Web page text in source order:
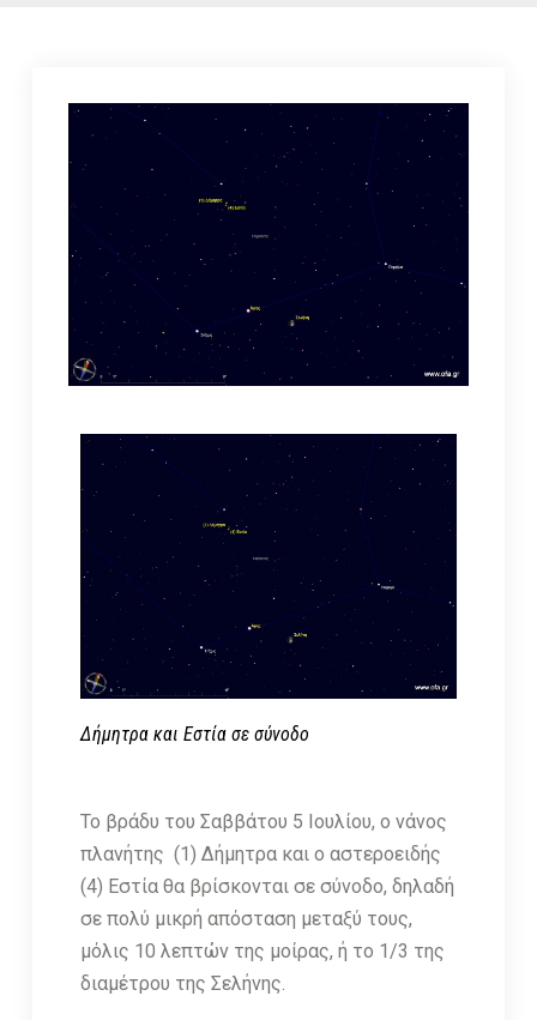
Δήμητρα και Εστία σε σύνοδο
Το βράδυ του Σαββάτου 5 Ιουλίου, ο νάνος
πλανήτης (1) Δήμητρα και ο αστεροειδής
(4) Εστία θα βρίσκονται σε σύνοδο, δηλαδή
σε πολύ μικρή απόσταση μεταξύ τους,
μόλις 10 λεπτών της μοίρας, ή το 1/3 της
διαμέτρου της Σελήνης.